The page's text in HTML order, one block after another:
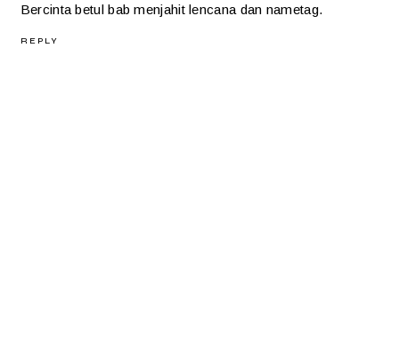
Bercinta betul bab menjahit lencana dan nametag.
REPLY